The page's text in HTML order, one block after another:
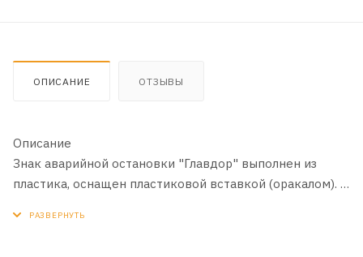
ОПИСАНИЕ ОТЗЫВЫ
Описание
Знак аварийной остановки "Главдор" выполнен из
пластика, оснащен пластиковой вставкой (оракалом).